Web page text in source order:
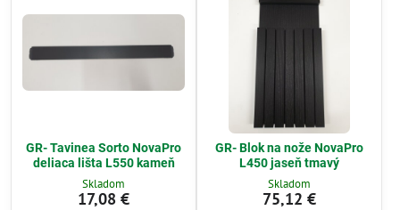
GR- Tavinea Sorto NovaPro
deliaca lišta L550 kameň
Skladom
17,08 €
GR- Blok na nože NovaPro
L450 jaseň tmavý
Skladom
75,12 €